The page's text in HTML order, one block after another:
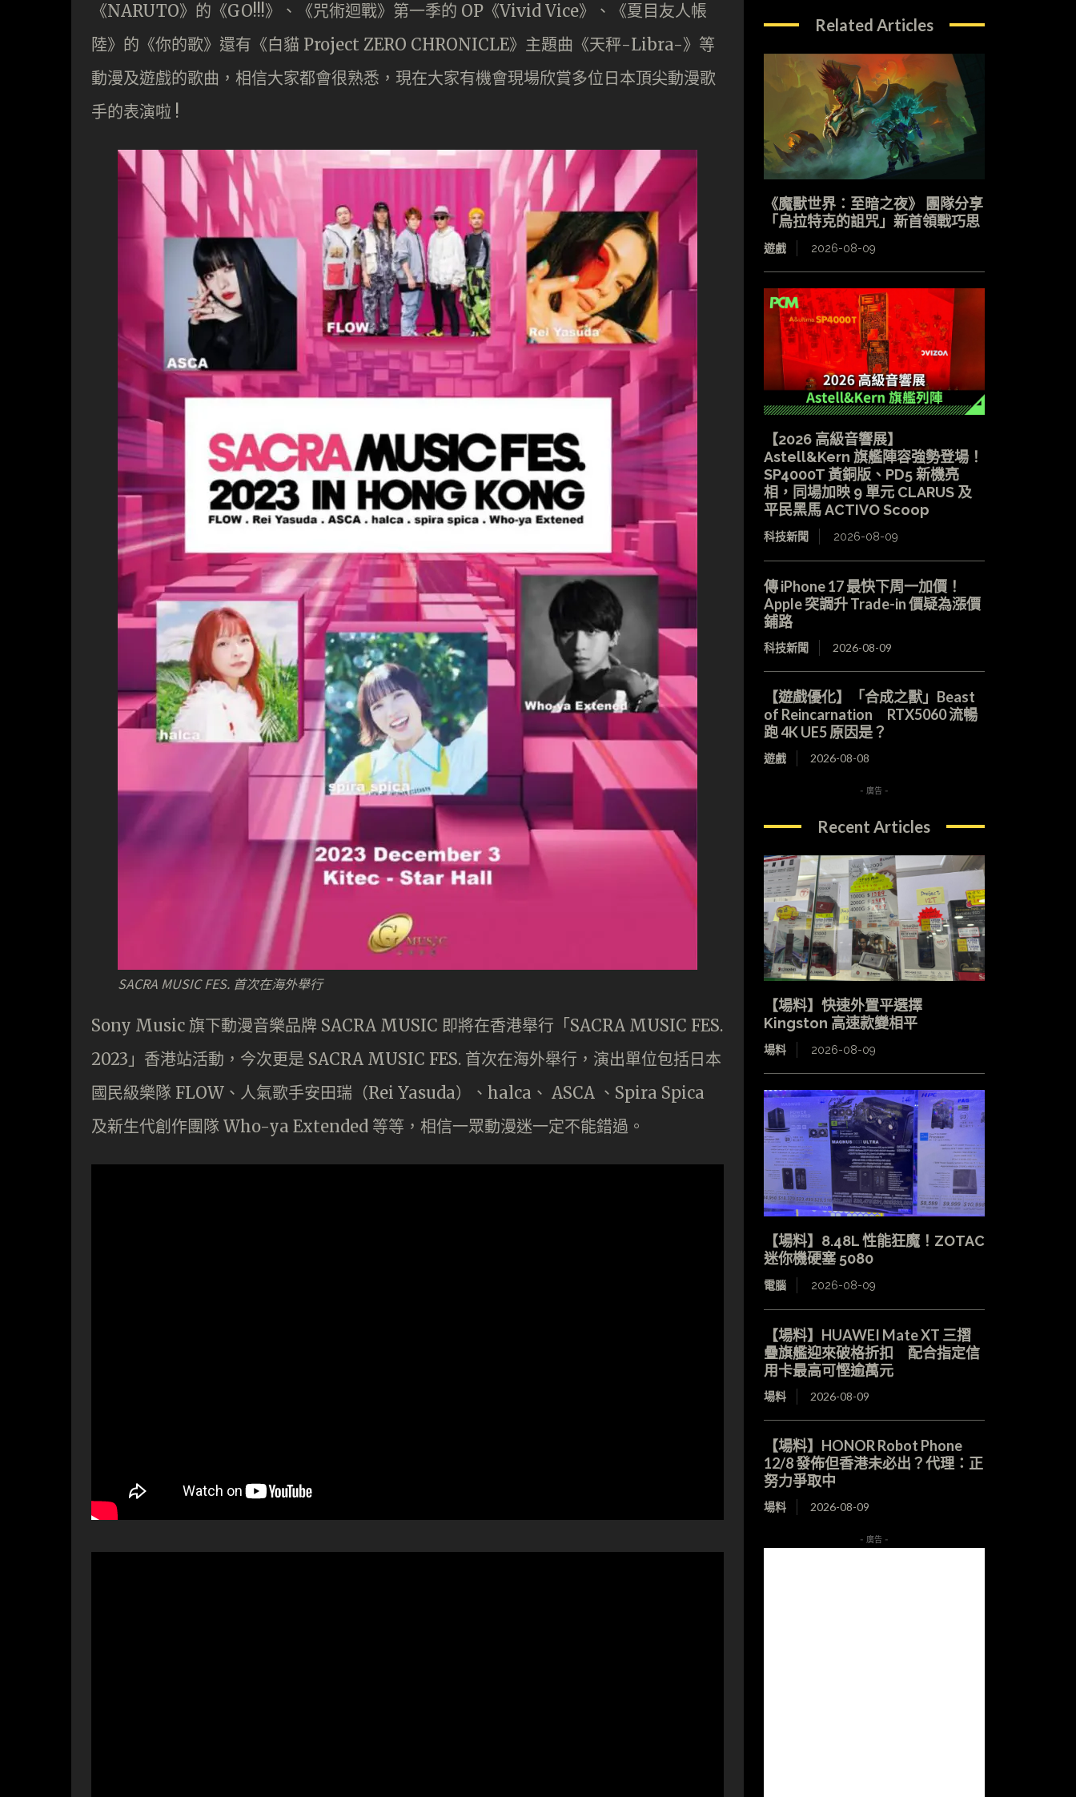
《NARUTO》的《GO!!!》、《咒術迴戰》第一季的 OP《Vivid Vice》、《夏目友人帳
陸》的《你的歌》還有《白貓 Project ZERO CHRONICLE》主題曲《天秤-Libra-》等
動漫及遊戲的歌曲，相信大家都會很熟悉，現在大家有機會現場欣賞多位日本頂尖動漫歌
手的表演啦 !
SACRA MUSIC FES. 首次在海外舉行
Sony Music 旗下動漫音樂品牌 SACRA MUSIC 即將在香港舉行「SACRA MUSIC FES.
2023」香港站活動，今次更是 SACRA MUSIC FES. 首次在海外舉行，演出單位包括日本
國民級樂隊 FLOW、人氣歌手安田瑞（Rei Yasuda）、halca、 ASCA 、Spira Spica
及新生代創作團隊 Who-ya Extended 等等，相信一眾動漫迷一定不能錯過。
Related Articles
《魔獸世界：至暗之夜》 團隊分享
「烏拉特克的詛咒」新首領戰巧思
遊戲 2026-08-09
【2026 高級音響展】
Astell&Kern 旗艦陣容強勢登場！
SP4000T 黃銅版、PD5 新機亮
相，同場加映 9 單元 CLARUS 及
平民黑馬 ACTIVO Scoop
科技新聞 2026-08-09
傳 iPhone 17 最快下周一加價！
Apple 突調升 Trade-in 價疑為漲價
鋪路
科技新聞 2026-08-09
【遊戲優化】「合成之獸」Beast
of Reincarnation RTX5060 流暢
跑 4K UE5 原因是？
遊戲 2026-08-08
- 廣告 -
Recent Articles
【場料】快速外置平選擇
Kingston 高速款變相平
場料 2026-08-09
【場料】8.48L 性能狂魔！ZOTAC
迷你機硬塞 5080
電腦 2026-08-09
【場料】HUAWEI Mate XT 三摺
疊旗艦迎來破格折扣 配合指定信
用卡最高可慳逾萬元
場料 2026-08-09
【場料】HONOR Robot Phone
12/8 發佈但香港未必出？代理：正
努力爭取中
場料 2026-08-09
- 廣告 -